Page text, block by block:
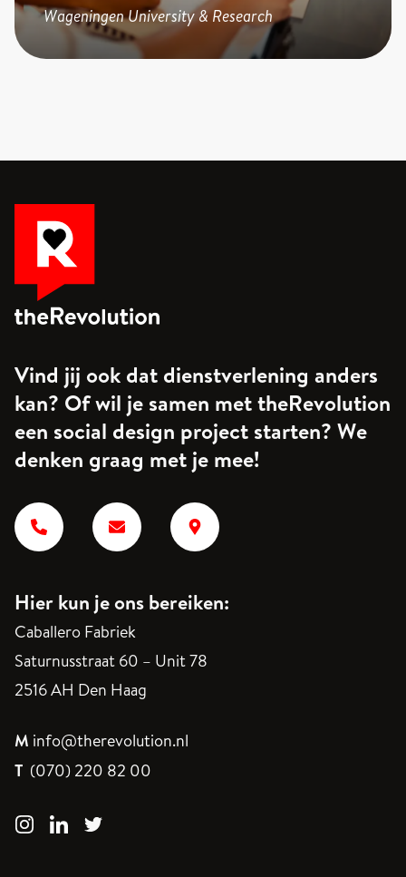
Wageningen University & Research
Vind jij ook dat dienstverlening anders
kan? Of wil je samen met theRevolution
een social design project starten? We
denken graag met je mee!
Hier kun je ons bereiken:
Caballero Fabriek
Saturnusstraat 60 – Unit 78
2516 AH Den Haag
M info@therevolution.nl
T (070) 220 82 00